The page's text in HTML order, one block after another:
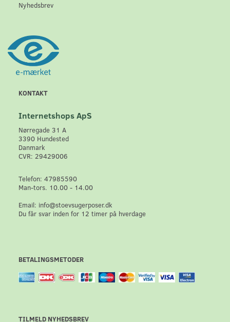
Nyhedsbrev
KONTAKT
Internetshops ApS
Nørregade 31 A
3390 Hundested
Danmark
CVR: 29429006
Telefon: 47985590
Man-tors. 10.00 - 14.00
Email: info@stoevsugerposer.dk
Du får svar inden for 12 timer på hverdage
BETALINGSMETODER
TILMELD NYHEDSBREV